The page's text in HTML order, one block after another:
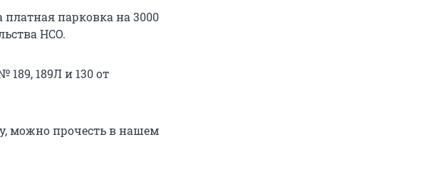
парковка на 3000
НСО.
189Л и 130 от
можно прочесть в нашем